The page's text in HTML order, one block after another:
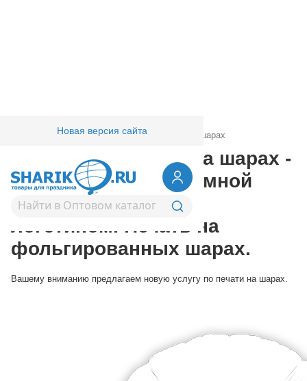
Новая версия сайта
Товары для праздника/ Печать на шарах
Рекламная печать на шарах -
изготовление рекламной
продукции, шары с
логотипом. Печать на
фольгированных шарах.
Вашему вниманию предлагаем новую услугу по печати на шарах.